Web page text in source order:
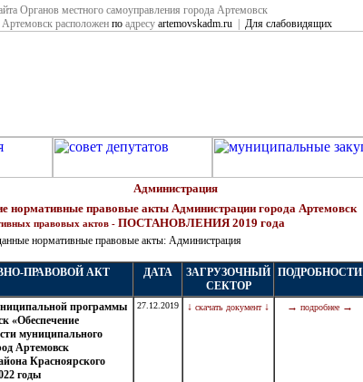
Органов местного самоуправления города Артемовск
расположен по адресу artemovskadm.ru Для слабовидящих
Администрация
нормативные правовые акты Администрации города Артемовск
правовых актов - ПОСТАНОВЛЕНИЯ 2019 года
нормативные правовые акты: Администрация
ПРАВОВОЙ АКТ ДАТА
ЗАГРУЗОЧНЫЙ
СЕКТОР
ПОДРОБНОСТИ
программы
«Обеспечение
муниципального
Артемовск
Красноярского
годы
27.12.2019 ↓ скачать документ↓ → подробнее →